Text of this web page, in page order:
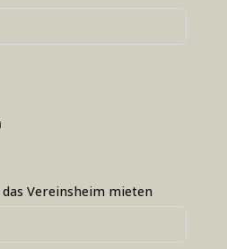
Vereinsheim mieten